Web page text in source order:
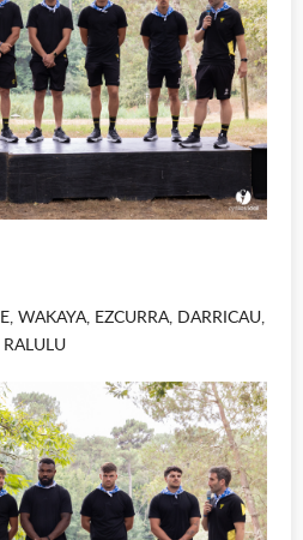
WAKAYA, EZCURRA, DARRICAU,
RALULU